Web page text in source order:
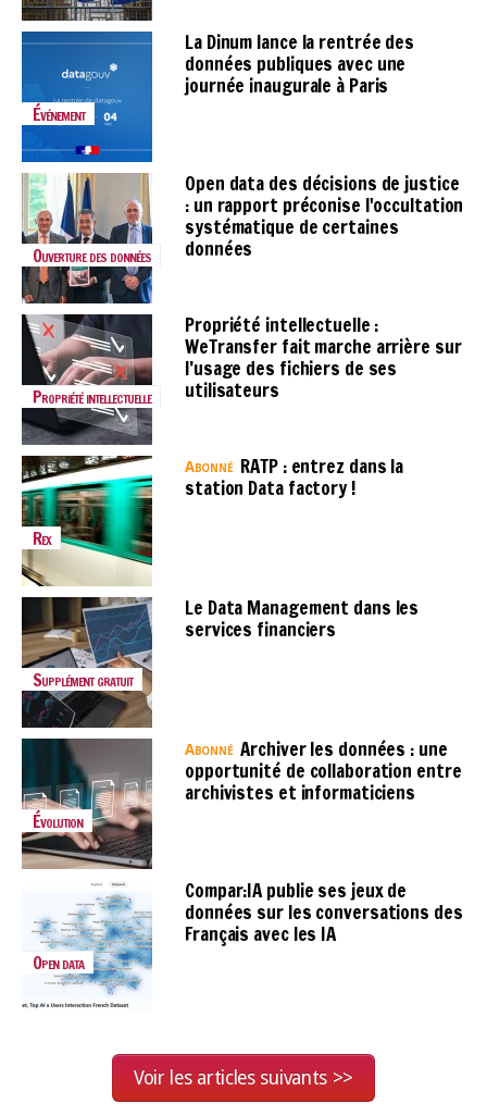
Événement
La Dinum lance la rentrée des
données publiques avec une
journée inaugurale à Paris
Ouverture des données
Open data des décisions de justice
: un rapport préconise l'occultation
systématique de certaines
données
Propriété intellectuelle
Propriété intellectuelle :
WeTransfer fait marche arrière sur
l’usage des fichiers de ses
utilisateurs
Rex
Abonné RATP : entrez dans la
station Data factory !
Supplément gratuit
Le Data Management dans les
services financiers
Évolution
Abonné Archiver les données : une
opportunité de collaboration entre
archivistes et informaticiens
Open data
Compar:IA publie ses jeux de
données sur les conversations des
Français avec les IA
Voir les articles suivants >>